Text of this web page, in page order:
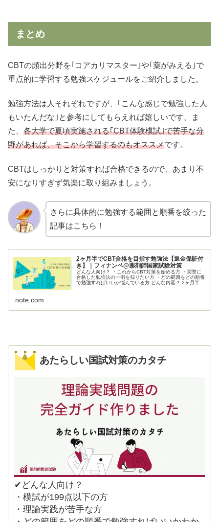
まとめ
CBTの頻出分野を｢コアカリマスター｣や｢薬がみえる｣で
重点的に学習する勉強スケジュールをご紹介しました。
勉強方法は人それぞれですが、｢こんな感じで勉強した人
もいたんだな｣と参考にしてもらえれば嬉しいです。ま
た、 各大学で夏頃実施される｢CBT体験模試｣で苦手な分
野があれば、そこから学習するのもオススメです。
CBTはしっかりと対策すれば合格できるので、あまり不
安になりすぎず気楽に取り組みましょう。
さらに具体的に勉強する範囲と順番を絞った
記事はこちら！
2ヶ月半でCBT合格を目指す勉強法【返金保証付
き】｜フィナンペ@薬剤師国家試験対策
どんな人向け？ ・これからCBT対策を始める方 ・実際に
合格した勉強法の一例を知りたい方 ・どの範囲をどの順番
で勉強すればいいか悩んでいる方 どんな内容？ 2ヶ月半で
note.com
あたらしい国試対策のカタチ
✔どんな人向け？
・模試が199点以下の方
・理論実践が苦手な方